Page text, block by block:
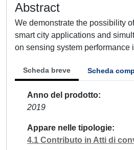
Abstract
We demonstrate the possibility
smart city applications and
on sensing system performance
Scheda breve Scheda
Anno del prodotto
2019
Appare nelle tipologie
4.1 Contributo in Atti di